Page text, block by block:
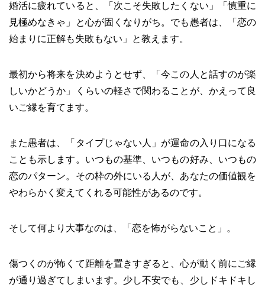
婚活に疲れていると、「次こそ失敗したくない」「慎重に
見極めなきゃ」と心が固くなりがち。でも愚者は、「恋の
始まりに正解も失敗もない」と教えます。
最初から将来を決めようとせず、「今この人と話すのが楽
しいかどうか」くらいの軽さで関わることが、かえって良
いご縁を育てます。
また愚者は、「タイプじゃない人」が運命の入り口になる
ことも示します。いつもの基準、いつもの好み、いつもの
恋のパターン。その枠の外にいる人が、あなたの価値観を
やわらかく変えてくれる可能性があるのです。
そして何より大事なのは、「恋を怖がらないこと」。
傷つくのが怖くて距離を置きすぎると、心が動く前にご縁
が通り過ぎてしまいます。少し不安でも、少しドキドキし